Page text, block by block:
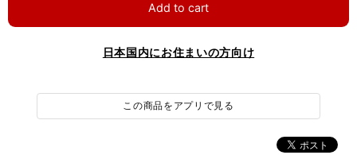
Add to cart
日本国内にお住まいの方向け
この商品をアプリで見る